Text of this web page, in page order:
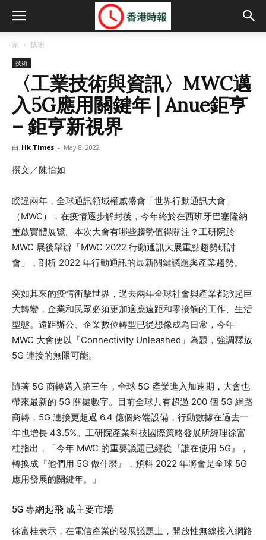
家 技術
技術
〈工業技術與資訊〉MWC邁
入5G應用關鍵年 | Anue鉅亨
– 鉅亨新視界
由 Hk Times - May 8, 2022
撰文／陳怡如
睽違兩年，全球通訊領域權威盛會「世界行動通訊大會」
（MWC），在疫情逐步解封後，今年終於在西班牙巴塞隆納
重啟實體展覽。本次大會有哪些趨勢值得關注？工研院於
MWC 展後舉辦「MWC 2022 行動通訊大展重點趨勢研討
會」，剖析 2022 年行動通訊的最新關鍵議題與產業趨勢。
突如其來的疫情衝擊世界，過去兩年全球社會與產業都掀起巨
大轉變，企業和民眾必須更加適應遠距和零接觸的工作、生活
型態。遠距辦公、企業數位轉型已從想像成為日常，今年
MWC 大會便以「Connectivity Unleashed」為題，強調釋放
5G 連接的無限可能。
隨著 5G 商轉邁入第三年，全球 5G 產業進入加速期，大會也
帶來最新的 5G 關鍵數字。目前全球共有超過 200 個 5G 網路
商轉，5G 連接更超過 6.4 億個終端設備，行動數據在過去一
年也增長 43.5%。工研院產業科技國際策略發展所經理徐富
桂指出，「今年 MWC 的重要議題已經從『誰在使用 5G』，
轉換成『他們用 5G 做什麼』，預料 2022 年將會是全球 5G
應用發展的關鍵年。」
5G 專網起飛 成主要市場
徐富桂表示，在電信產業的發展議題上，開放性無線接入網路